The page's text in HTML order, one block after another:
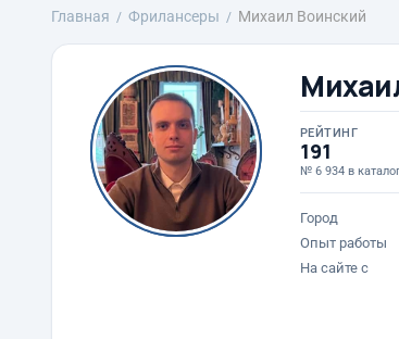
Главная Фрилансеры Михаил Воинский
РЕЙТИНГ
191
№ 6 934 в
Город
Опыт работы
На сайте с